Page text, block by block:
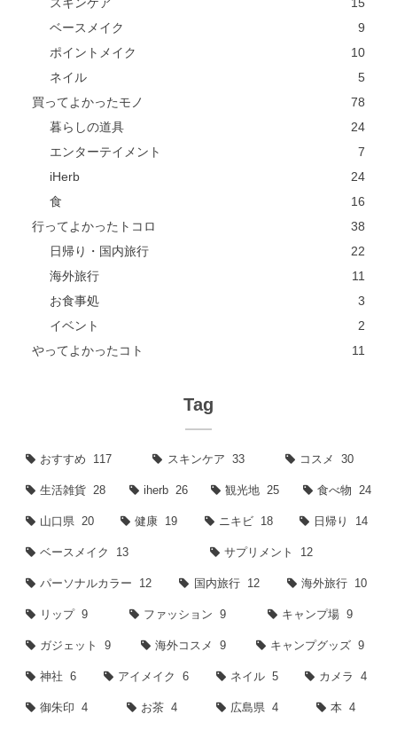
ベースメイク
9
ポイントメイク
10
ネイル
5
買ってよかったモノ
78
暮らしの道具
24
エンターテイメント
7
iHerb
24
食
16
行ってよかったトコロ
38
日帰り・国内旅行
22
海外旅行
11
お食事処
3
イベント
2
やってよかったコト
11
Tag
おすすめ 117 スキンケア 33 コスメ 30
生活雑貨 28 iherb 26 観光地 25 食べ物 24
山口県 20 健康 19 ニキビ 18 日帰り 14
ベースメイク 13 サプリメント 12
パーソナルカラー 12 国内旅行 12 海外旅行 10
リップ 9 ファッション 9 キャンプ場 9
ガジェット 9 海外コスメ 9 キャンプグッズ 9
神社 6 アイメイク 6 ネイル 5 カメラ 4
御朱印 4 お茶 4 広島県 4 本 4